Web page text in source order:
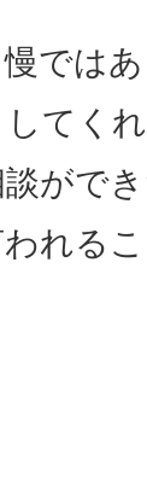
では
てく
がで
れる